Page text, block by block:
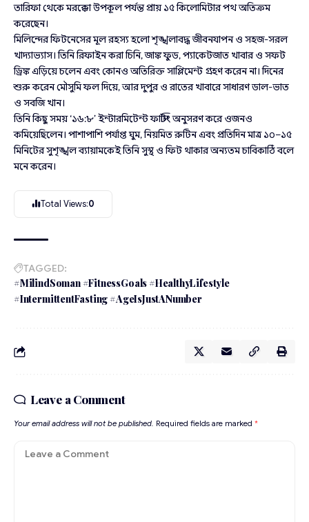
তারিফা থেকে মরক্কো উপকূল পর্যন্ত প্রায় ১৫ কিলোমিটার পথ অতিক্রম
করেছেন।
মিলিন্দের ফিটনেসের মূল রহস্য হলো শৃঙ্খলাবদ্ধ জীবনযাপন ও সহজ-সরল
খাদ্যাভ্যাস। তিনি রিফাইন করা চিনি, জাঙ্ক ফুড, প্যাকেটজাত খাবার ও সফট
ড্রিঙ্ক এড়িয়ে চলেন এবং কোনও অতিরিক্ত সাপ্লিমেন্ট গ্রহণ করেন না। দিনের
শুরু করেন মৌসুমি ফল দিয়ে, আর দুপুর ও রাতের খাবারে সাধারণ ডাল-ভাত
ও সবজি খান।
তিনি কিছু সময় ‘১৬:৮’ ইন্টারমিটেন্ট ফাস্টিং অনুসরণ করে ওজনও
কমিয়েছিলেন। পাশাপাশি পর্যাপ্ত ঘুম, নিয়মিত রুটিন এবং প্রতিদিন মাত্র ১০–১৫
মিনিটের সুশৃঙ্খল ব্যায়ামকেই তিনি সুস্থ ও ফিট থাকার অন্যতম চাবিকাঠি বলে
মনে করেন।
Total Views:0
TAGGED:
#MilindSoman #FitnessGoals #HealthyLifestyle
#IntermittentFasting #AgeIsJustANumber
Leave a Comment
Your email address will not be published. Required fields are marked *